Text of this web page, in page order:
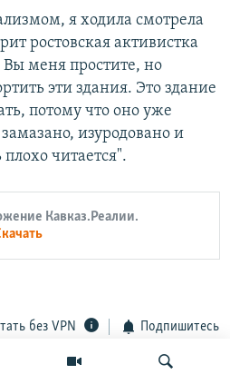
я ходила смотрела
ростовская активистка
меня простите, но
эти здания. Это здание
потому что оно уже
изуродовано и
читается".
Кавказ.Реалии.
без VPN Подпишитесь